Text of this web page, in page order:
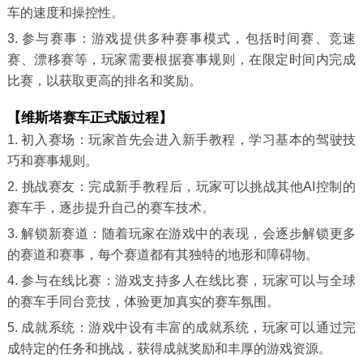
车的速度和操控性。
3. 参与赛事：游戏提供多种赛事模式，包括时间赛、竞速
赛、漂移赛等，玩家需要根据赛事规则，在限定时间内完成
比赛，以获取更高的排名和奖励。
【维斯塔赛车正式版过程】
1. 初入赛场：玩家首先会进入新手教程，学习基本的驾驶技
巧和赛事规则。
2. 挑战赛友：完成新手教程后，玩家可以挑战其他AI控制的
赛车手，逐步提升自己的赛车技术。
3. 解锁新赛道：随着玩家在游戏中的表现，会逐步解锁更多
的赛道和赛事，每个赛道都有其独特的地形和障碍物。
4. 参与在线比赛：游戏支持多人在线比赛，玩家可以与全球
的赛车手同台竞技，体验更加真实的赛车氛围。
5. 成就系统：游戏中设有丰富的成就系统，玩家可以通过完
成特定的任务和挑战，获得成就奖励和丰厚的游戏资源。